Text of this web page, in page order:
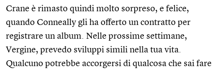
Crane è rimasto quindi molto sorpreso, e felice,
quando Conneally gli ha offerto un contratto per
registrare un album. Nelle prossime settimane,
Vergine, prevedo sviluppi simili nella tua vita.
Qualcuno potrebbe accorgersi di qualcosa che sai fare